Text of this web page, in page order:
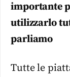
importante
utilizzarlo
parliamo
Tutte le